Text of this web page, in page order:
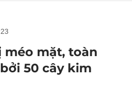
méo mặt, toàn
50 cây kim